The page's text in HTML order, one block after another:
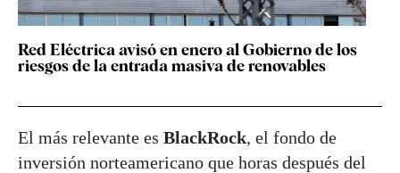
Red Eléctrica avisó en enero al Gobierno de los
riesgos de la entrada masiva de renovables
El más relevante es BlackRock, el fondo de
inversión norteamericano que horas después del